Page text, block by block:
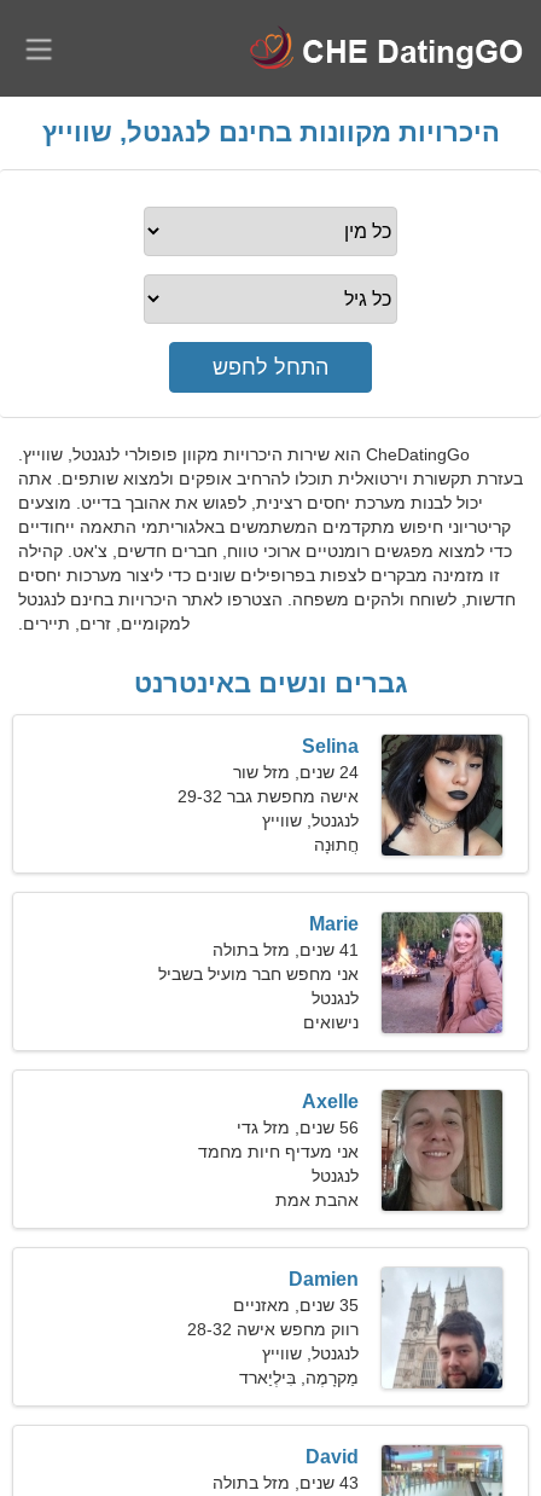
היכרויות מקוונות בחינם לנגנטל, שווייץ
CheDatingGo הוא שירות היכרויות מקוון פופולרי לנגנטל, שווייץ.
בעזרת תקשורת וירטואלית תוכלו להרחיב אופקים ולמצוא שותפים. אתה
יכול לבנות מערכת יחסים רצינית, לפגוש את אהובך בדייט. מוצעים
קריטריוני חיפוש מתקדמים המשתמשים באלגוריתמי התאמה ייחודיים
כדי למצוא מפגשים רומנטיים ארוכי טווח, חברים חדשים, צ'אט. קהילה
זו מזמינה מבקרים לצפות בפרופילים שונים כדי ליצור מערכות יחסים
חדשות, לשוחח ולהקים משפחה. הצטרפו לאתר היכרויות בחינם לנגנטל
למקומיים, זרים, תיירים.
גברים ונשים באינטרנט
Selina
24 שנים, מזל שור
אישה מחפשת גבר 29-32
לנגנטל, שווייץ
חֲתוּנָה
Marie
41 שנים, מזל בתולה
אני מחפש חבר מועיל בשביל
הכיף
לנגנטל
נישואים
Axelle
56 שנים, מזל גדי
אני מעדיף חיות מחמד
ובישול
לנגנטל
אהבת אמת
Damien
35 שנים, מאזניים
רווק מחפש אישה 28-32
לנגנטל, שווייץ
מַקרָמֶה, בִּילְיַארד
David
43 שנים, מזל בתולה